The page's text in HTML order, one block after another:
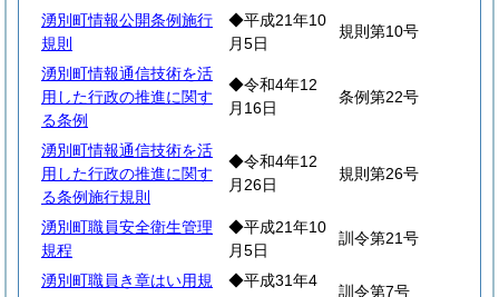
湧別町情報公開条例施行
規則
◆平成21年10
月5日
規則第10号
湧別町情報通信技術を活
用した行政の推進に関す
る条例
◆令和4年12
月16日
条例第22号
湧別町情報通信技術を活
用した行政の推進に関す
る条例施行規則
◆令和4年12
月26日
規則第26号
湧別町職員安全衛生管理
規程
◆平成21年10
月5日
訓令第21号
湧別町職員き章はい用規
◆平成31年4
訓令第7号